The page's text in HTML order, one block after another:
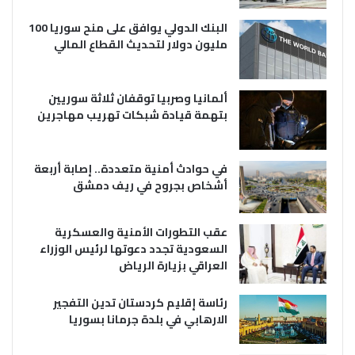
البنك الدولي يوافق على منح سوريا 100
مليون دولار لتحديث القطاع المالي
ألمانيا وصربيا توقفان ثلاثة سوريين
بتهمة قيادة شبكات تهريب مهاجرين
في حوادث أمنية متعددة.. إصابة أربعة
أشخاص بجروح في ريف دمشق
عقب التطورات الأمنية والعسكرية
السعودية تجدد دعوتها لرئيس الوزراء
العراقي بزيارة الرياض
رئاسة إقليم كردستان تدين التفجير
الارهابي في بلدة جرمانا بسوريا